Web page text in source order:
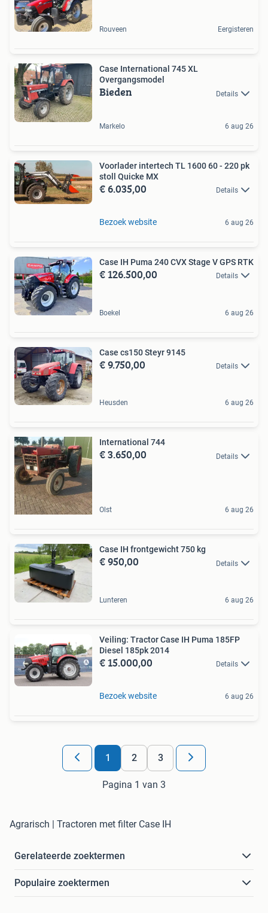
Rouveen Eergisteren
Case International 745 XL
Overgangsmodel
Bieden Details
Markelo 6 aug 26
Voorlader intertech TL 1600 60 - 220 pk
stoll Quicke MX
€ 6.035,00 Details
Bezoek website 6 aug 26
Case IH Puma 240 CVX Stage V GPS RTK
€ 126.500,00 Details
Boekel 6 aug 26
Case cs150 Steyr 9145
€ 9.750,00 Details
Heusden 6 aug 26
International 744
€ 3.650,00 Details
Olst 6 aug 26
Case IH frontgewicht 750 kg
€ 950,00 Details
Lunteren 6 aug 26
Veiling: Tractor Case IH Puma 185FP
Diesel 185pk 2014
€ 15.000,00 Details
Bezoek website 6 aug 26
1 2 3
Pagina 1 van 3
Agrarisch | Tractoren met filter Case IH
Gerelateerde zoektermen
Populaire zoektermen